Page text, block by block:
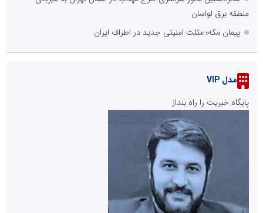
منطقه برق لواسان
پیمان مکه؛ مثلث امنیتی جدید در اطراف ایران
مدل VIP
پایگاه خبریت را راه بنداز